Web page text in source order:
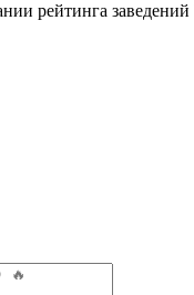
рейтинга